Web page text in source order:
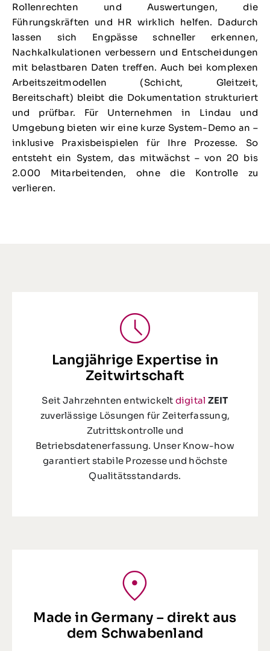
Rollenrechten und Auswertungen, die
Führungskräften und HR wirklich helfen. Dadurch
lassen sich Engpässe schneller erkennen,
Nachkalkulationen verbessern und Entscheidungen
mit belastbaren Daten treffen. Auch bei komplexen
Arbeitszeitmodellen (Schicht, Gleitzeit,
Bereitschaft) bleibt die Dokumentation strukturiert
und prüfbar. Für Unternehmen in Lindau und
Umgebung bieten wir eine kurze System-Demo an –
inklusive Praxisbeispielen für Ihre Prozesse. So
entsteht ein System, das mitwächst – von 20 bis
2.000 Mitarbeitenden, ohne die Kontrolle zu
verlieren.
Langjährige Expertise in
Zeitwirtschaft
Seit Jahrzehnten entwickelt digital ZEIT
zuverlässige Lösungen für Zeiterfassung,
Zutrittskontrolle und
Betriebsdatenerfassung. Unser Know-how
garantiert stabile Prozesse und höchste
Qualitätsstandards.
Made in Germany – direkt aus
dem Schwabenland